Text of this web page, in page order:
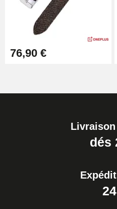
76,90 €
dés